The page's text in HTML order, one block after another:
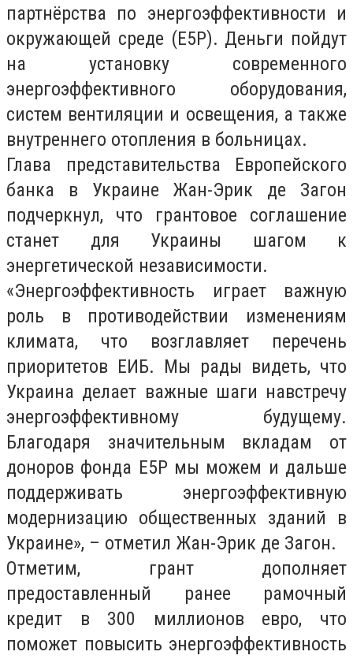
партнёрства по энергоэффективности и
окружающей среде (E5P). Деньги пойдут
на установку современного
энергоэффективного оборудования,
систем вентиляции и освещения, а также
внутреннего отопления в больницах.
Глава представительства Европейского
банка в Украине Жан-Эрик де Загон
подчеркнул, что грантовое соглашение
станет для Украины шагом к
энергетической независимости.
«Энергоэффективность играет важную
роль в противодействии изменениям
климата, что возглавляет перечень
приоритетов ЕИБ. Мы рады видеть, что
Украина делает важные шаги навстречу
энергоэффективному будущему.
Благодаря значительным вкладам от
доноров фонда E5P мы можем и дальше
поддерживать энергоэффективную
модернизацию общественных зданий в
Украине», – отметил Жан-Эрик де Загон.
Отметим, грант дополняет
предоставленный ранее рамочный
кредит в 300 миллионов евро, что
поможет повысить энергоэффективность